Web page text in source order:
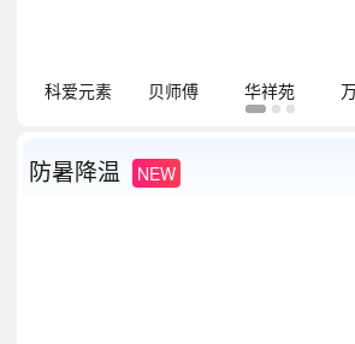
科爱元素 贝师傅 华祥苑
防暑降温 NEW